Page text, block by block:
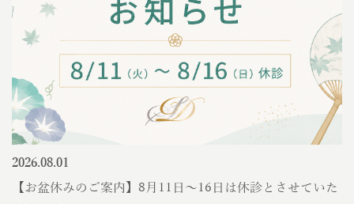
2026.08.01
【お盆休みのご案内】8月11日〜16日は休診とさせていた